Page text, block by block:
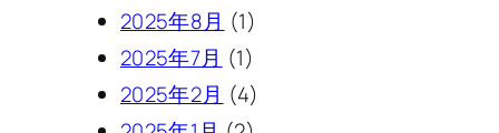
2025年8月 (1)
2025年7月 (1)
2025年2月 (4)